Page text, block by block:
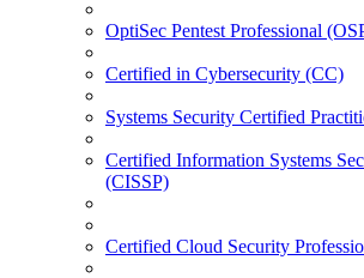
OptiSec Pentest Professional
Certified in Cybersecurity (CC)
Systems Security Certified
Certified Information Systems
(CISSP)
Certified Cloud Security